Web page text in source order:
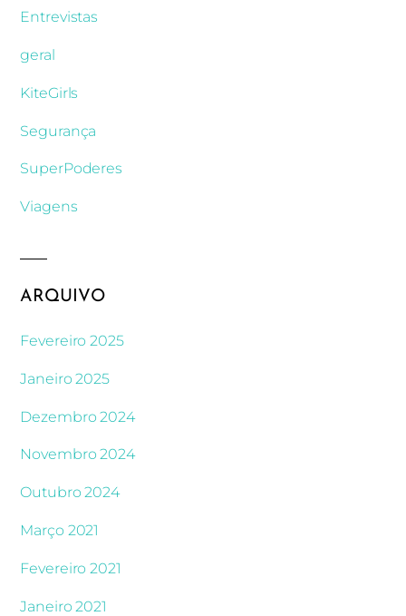
Entrevistas
geral
KiteGirls
Segurança
SuperPoderes
Viagens
ARQUIVO
Fevereiro 2025
Janeiro 2025
Dezembro 2024
Novembro 2024
Outubro 2024
Março 2021
Fevereiro 2021
Janeiro 2021